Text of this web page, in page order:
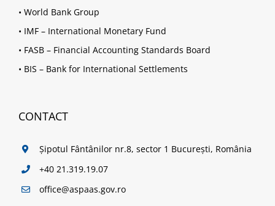
• World Bank Group
• IMF – International Monetary Fund
• FASB – Financial Accounting Standards Board
• BIS – Bank for International Settlements
CONTACT
Șipotul Fântânilor nr.8, sector 1 București, România
+40 21.319.19.07
office@aspaas.gov.ro